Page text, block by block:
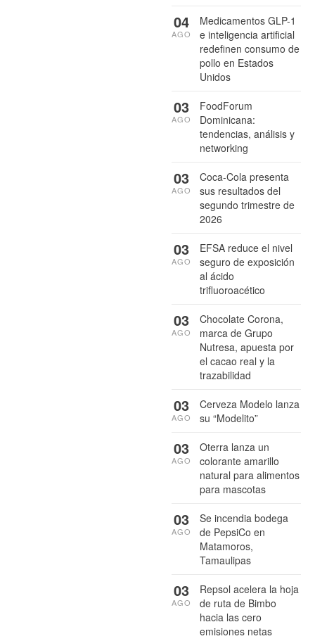
Medicamentos GLP-1
e inteligencia artificial
redefinen consumo de
pollo en Estados
Unidos
04
AGO
FoodForum
Dominicana:
tendencias, análisis y
networking
03
AGO
Coca-Cola presenta
sus resultados del
segundo trimestre de
2026
03
AGO
EFSA reduce el nivel
seguro de exposición
al ácido
trifluoroacético
03
AGO
Chocolate Corona,
marca de Grupo
Nutresa, apuesta por
el cacao real y la
trazabilidad
03
AGO
Cerveza Modelo lanza
su “Modelito”
03
AGO
Oterra lanza un
colorante amarillo
natural para alimentos
para mascotas
03
AGO
Se incendia bodega
de PepsiCo en
Matamoros,
Tamaulipas
03
AGO
Repsol acelera la hoja
de ruta de Bimbo
hacia las cero
emisiones netas
03
AGO